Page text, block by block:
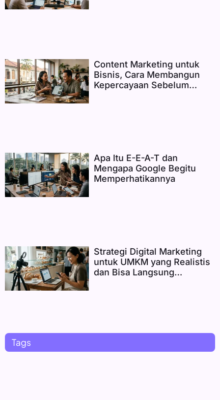
Content Marketing untuk
Bisnis, Cara Membangun
Kepercayaan Sebelum
Apa Itu E-E-A-T dan
Mengapa Google Begitu
Memperhatikannya
Strategi Digital Marketing
untuk UMKM yang Realistis
dan Bisa Langsung
Tags